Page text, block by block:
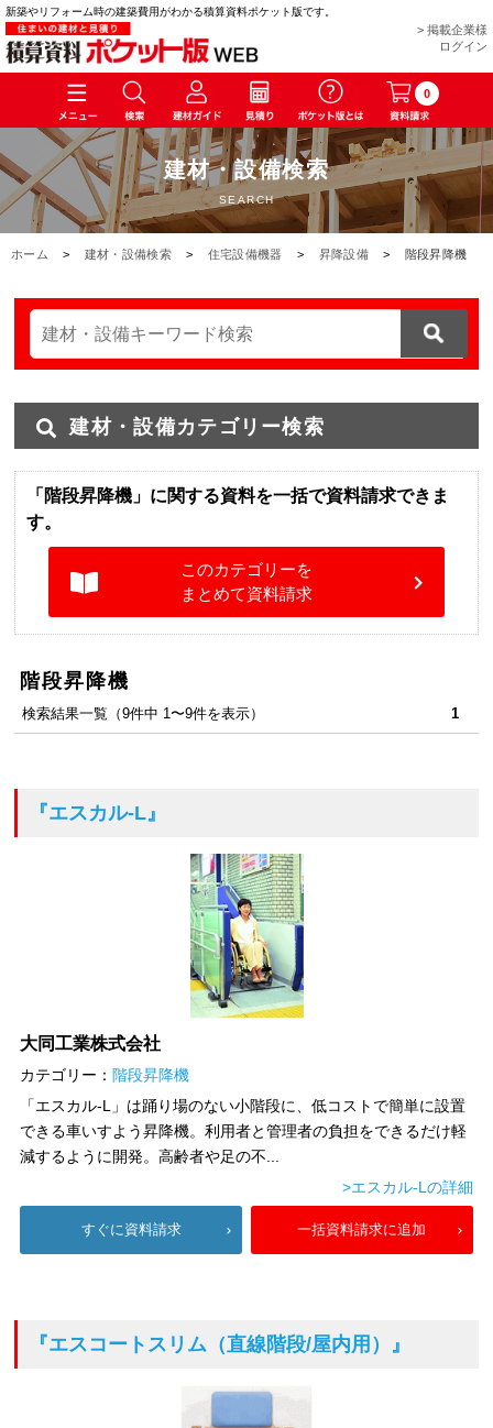
新築やリフォーム時の建築費用がわかる積算資料ポケット版です。
> 掲載企業様
ログイン
0
建材・設備検索
SEARCH
ホーム > 建材・設備検索 > 住宅設備機器 > 昇降設備 > 階段昇降機
建材・設備カテゴリー検索
「階段昇降機」に関する資料を一括で資料請求できま
す。
このカテゴリーを
まとめて資料請求
階段昇降機
検索結果一覧（9件中 1〜9件を表示） 1
『エスカル-L』
大同工業株式会社
カテゴリー： 階段昇降機
「エスカル-L」は踊り場のない小階段に、低コストで簡単に設置
できる車いすよう昇降機。利用者と管理者の負担をできるだけ軽
減するように開発。高齢者や足の不...
>エスカル-Lの詳細
すぐに資料請求 一括資料請求に追加
『エスコートスリム（直線階段/屋内用）』